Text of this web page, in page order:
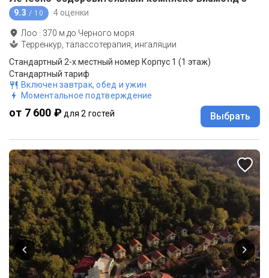
9.3 / 10 4 оценки
Лоо · 370 м до Черного моря
Терренкур, талассотерапия, ингаляции
Стандартный 2-х местный номер Корпус 1 (1 этаж)
Стандартный тариф
Включен завтрак, обед и ужин
Моментальное подтверждение
от 7 600 ₽ для 2 гостей Выбрать